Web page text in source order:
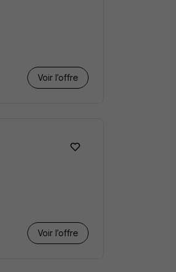
Voir l’offre
Voir l’offre